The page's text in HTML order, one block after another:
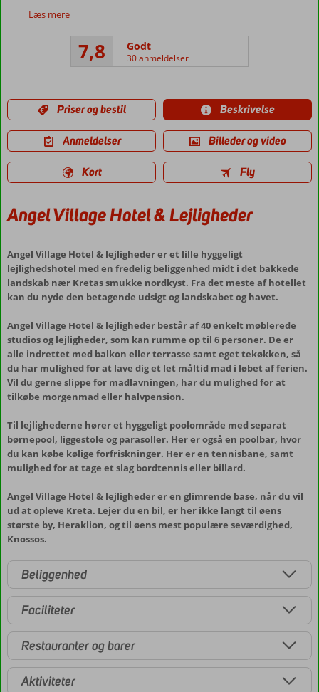
Læs mere
7,8 Godt
30 anmeldelser
Priser og bestil Beskrivelse
Anmeldelser Billeder og video
Kort Fly
Angel Village Hotel & Lejligheder
Angel Village Hotel & lejligheder er et lille hyggeligt
lejlighedshotel med en fredelig beliggenhed midt i det bakkede
landskab nær Kretas smukke nordkyst. Fra det meste af hotellet
kan du nyde den betagende udsigt og landskabet og havet.
Angel Village Hotel & lejligheder består af 40 enkelt møblerede
studios og lejligheder, som kan rumme op til 6 personer. De er
alle indrettet med balkon eller terrasse samt eget tekøkken, så
du har mulighed for at lave dig et let måltid mad i løbet af ferien.
Vil du gerne slippe for madlavningen, har du mulighed for at
tilkøbe morgenmad eller halvpension.
Til lejlighederne hører et hyggeligt poolområde med separat
børnepool, liggestole og parasoller. Her er også en poolbar, hvor
du kan købe kølige forfriskninger. Her er en tennisbane, samt
mulighed for at tage et slag bordtennis eller billard.
Angel Village Hotel & lejligheder er en glimrende base, når du vil
ud at opleve Kreta. Lejer du en bil, er her ikke langt til øens
største by, Heraklion, og til øens mest populære seværdighed,
Knossos.
Beliggenhed
Faciliteter
Restauranter og barer
Aktiviteter